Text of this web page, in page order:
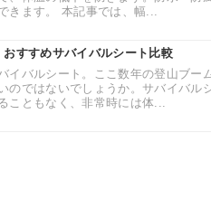
きます。 本記事では、幅...
すすめサバイバルシート比較
イバルシート。ここ数年の登山ブー
のではないでしょうか。サバイバル
こともなく、非常時には体...